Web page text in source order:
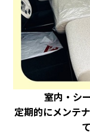
室内・シ
定期的にメンテ